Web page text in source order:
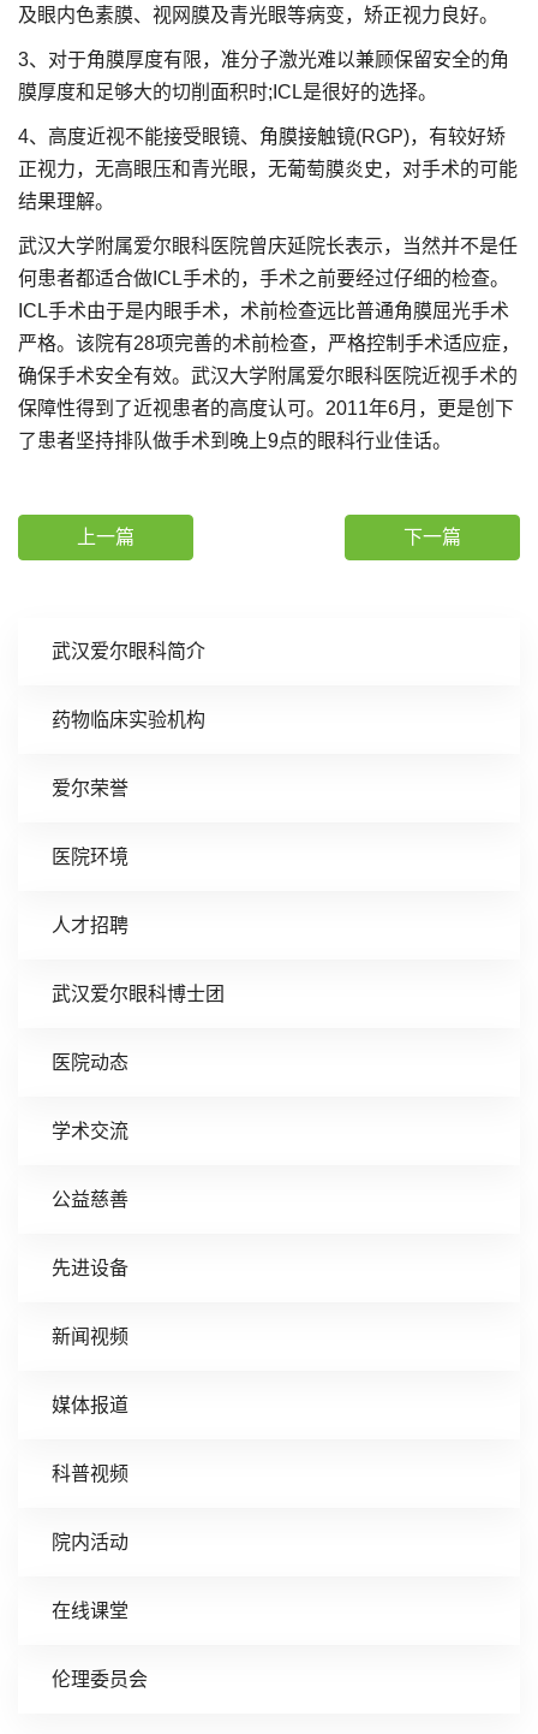
武汉爱尔眼科简介
药物临床实验机构
爱尔荣誉
医院环境
人才招聘
武汉爱尔眼科博士团
医院动态
学术交流
公益慈善
先进设备
新闻视频
媒体报道
科普视频
院内活动
在线课堂
伦理委员会
及眼内色素膜、视网膜及青光眼等病变，矫正视力良好。
3、对于角膜厚度有限，准分子激光难以兼顾保留安全的角
膜厚度和足够大的切削面积时;ICL是很好的选择。
4、高度近视不能接受眼镜、角膜接触镜(RGP)，有较好矫
正视力，无高眼压和青光眼，无葡萄膜炎史，对手术的可能
结果理解。
武汉大学附属爱尔眼科医院曾庆延院长表示，当然并不是任
何患者都适合做ICL手术的，手术之前要经过仔细的检查。
ICL手术由于是内眼手术，术前检查远比普通角膜屈光手术
严格。该院有28项完善的术前检查，严格控制手术适应症，
确保手术安全有效。武汉大学附属爱尔眼科医院近视手术的
保障性得到了近视患者的高度认可。2011年6月，更是创下
了患者坚持排队做手术到晚上9点的眼科行业佳话。
上一篇 下一篇